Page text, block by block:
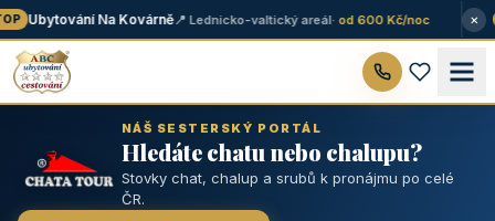
Ubytování Na Kovárně📍 Lednicko-valtický areál· od 600 Kč/noc ×
NÁŠ SESTERSKÝ PORTÁL
Hledáte chatu nebo chalupu?
Stovky chat, chalup a srubů k pronájmu po celé
ČR.